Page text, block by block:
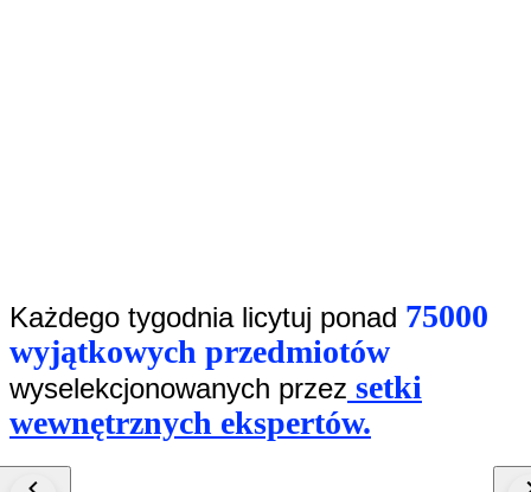
Każdego tygodnia licytuj ponad 75000
wyjątkowych przedmiotów
wyselekcjonowanych przez setki
wewnętrznych ekspertów.